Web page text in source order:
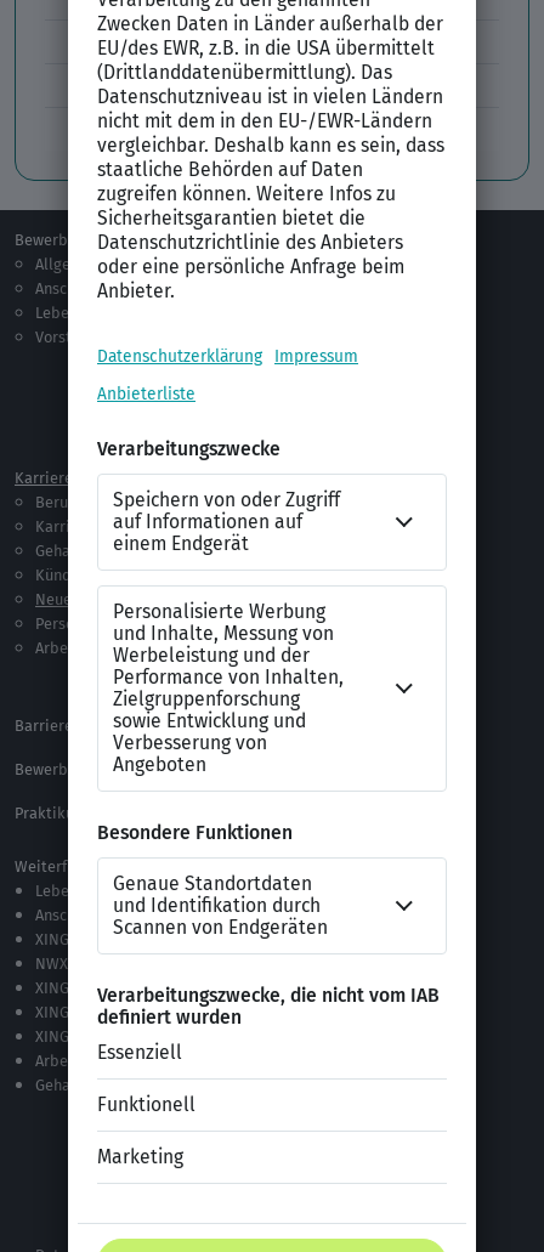
Lücken im Lebenslauf
Tabellarischer Lebenslauf
Professionelles Bewerbungsfoto
Bewerben
Allgemeines
Anschreiben
Lebenslauf
Vorstellungsgespräch
Berufsorientierung
Ausbildung
Jobprofile
Karriere
Berufseinstieg
Karriere machen
Gehalt
Kündigung
Neue Arbeitswelt
Personalführung
Arbeitsrecht
Vorlagen & Tests
Anschreiben-Vorlagen
Lebenslauf-Vorlagen
Checklisten
Testverfahren
Alle Word-Dateien
Alle Downloads
Barrierefreiheitserklärung
XING Impressum
Bewerbungs-FAQ
Praktikum Online Marketing
Weiterführende Links
Lebenslauf-Editor
Anschreiben-Editor
XING Stellenmarkt
NWX – „Alles zur Zukunft der Arbeit“
XING Campus
XING News
XING ProJobs
Arbeitgeber-Bewertungen
Gehaltsvergleich